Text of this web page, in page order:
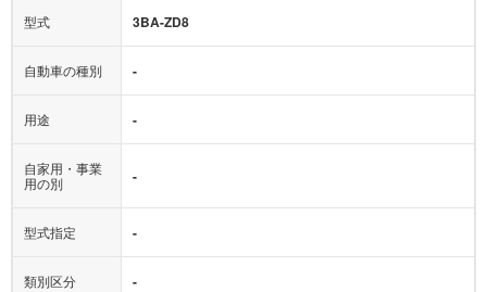
型式 3BA-ZD8
自動車の種別 -
用途 -
自家用・事業
用の別
-
型式指定 -
類別区分 -